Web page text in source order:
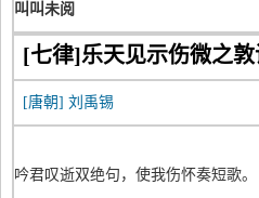
叫叫未阅
[七律]乐天见示伤微之
[唐朝] 刘禹锡
吟君叹逝双绝句，使我伤怀奏短歌。